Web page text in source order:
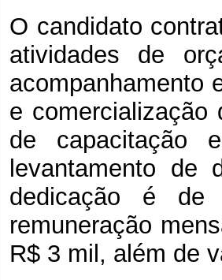
O candidato
atividades de
acompanhamento
e comercialização
de capacitação
levantamento de
dedicação é
remuneração
R$ 3 mil, além de